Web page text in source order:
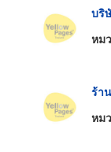
บริ
หม
ร้า
หม